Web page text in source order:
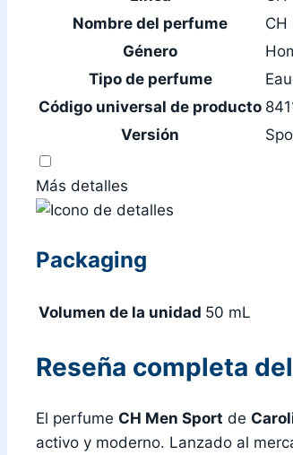
Nombre del perfume
CH
Género
Tipo de perfume
Código universal de producto
Versión
Más detalles
Packaging
Volumen de la unidad 50 mL
Reseña completa
El perfume CH Men Sport de
activo y moderno. Lanzado al